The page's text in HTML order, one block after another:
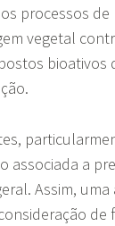
processos
vegetal
bioativos
associada a
Assim,
de